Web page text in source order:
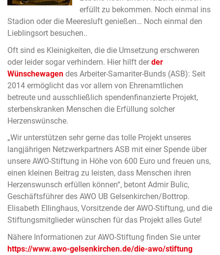
erfüllt zu bekommen. Noch einmal ins
Stadion oder die Meeresluft genießen… Noch einmal den
Lieblingsort besuchen..
Oft sind es Kleinigkeiten, die die Umsetzung erschweren
oder leider sogar verhindern. Hier hilft der der
Wünschewagen des Arbeiter-Samariter-Bunds (ASB): Seit
2014 ermöglicht das vor allem von Ehrenamtlichen
betreute und ausschließlich spendenfinanzierte Projekt,
sterbenskranken Menschen die Erfüllung solcher
Herzenswünsche.
„Wir unterstützen sehr gerne das tolle Projekt unseres
langjährigen Netzwerkpartners ASB mit einer Spende über
unsere AWO-Stiftung in Höhe von 600 Euro und freuen uns,
einen kleinen Beitrag zu leisten, dass Menschen ihren
Herzenswunsch erfüllen können“, betont Admir Bulic,
Geschäftsführer des AWO UB Gelsenkirchen/Bottrop.
Elisabeth Ellinghaus, Vorsitzende der AWO-Stiftung, und die
Stiftungsmitglieder wünschen für das Projekt alles Gute!
Nähere Informationen zur AWO-Stiftung finden Sie unter
https://www.awo-gelsenkirchen.de/die-awo/stiftung